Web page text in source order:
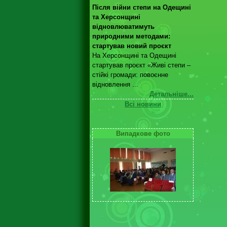
Після війни степи на Одещині
та Херсонщині
відновлюватимуть
природними методами:
стартував новий проєкт
На Херсонщині та Одещині
стартував проєкт «Живі степи –
стійкі громади: повоєнне
відновлення ...
Детальніше...
Всі новини
Випадкове фото